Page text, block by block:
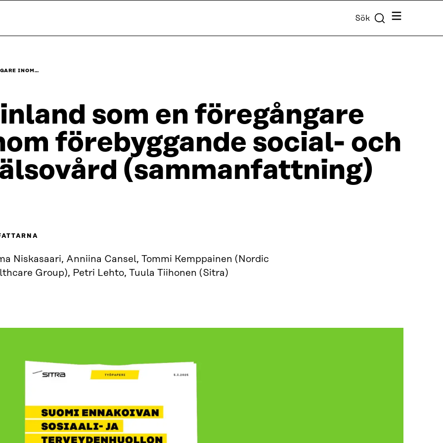
Sök Meny
INOM…
som en föregångare
förebyggande social- och
(sammanfattning)
Niskasaari, Anniina Cansel, Tommi Kemppainen (Nordic
Group), Petri Lehto, Tuula Tiihonen (Sitra)